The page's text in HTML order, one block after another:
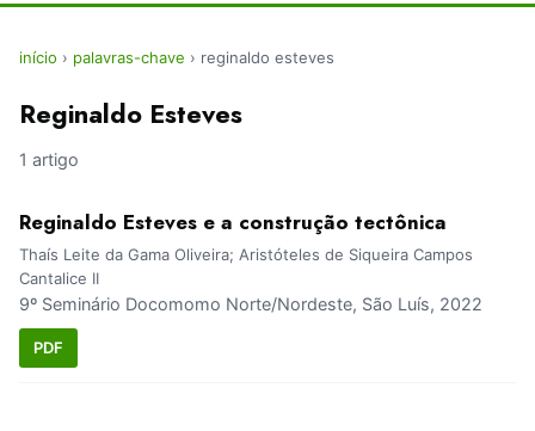
início › palavras-chave › reginaldo esteves
Reginaldo Esteves
1 artigo
Reginaldo Esteves e a construção tectônica
Thaís Leite da Gama Oliveira; Aristóteles de Siqueira Campos
Cantalice II
9º Seminário Docomomo Norte/Nordeste, São Luís, 2022
PDF